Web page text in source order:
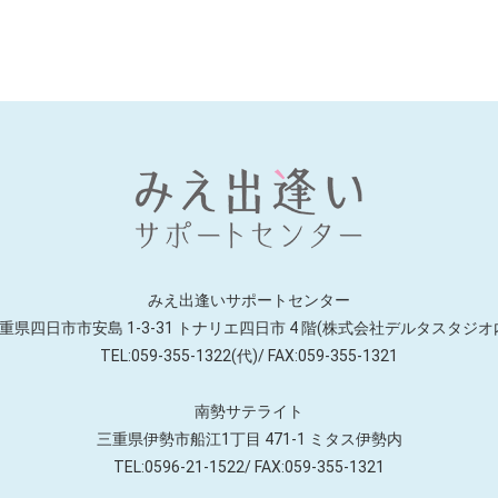
みえ出逢いサポートセンター
県四日市市安島 1-3-31 トナリエ四日市 4 階(株式会社デルタスタジオ
TEL:059-355-1322(代)/ FAX:059-355-1321
南勢サテライト
三重県伊勢市船江1丁目 471-1 ミタス伊勢内
TEL:0596-21-1522/ FAX:059-355-1321